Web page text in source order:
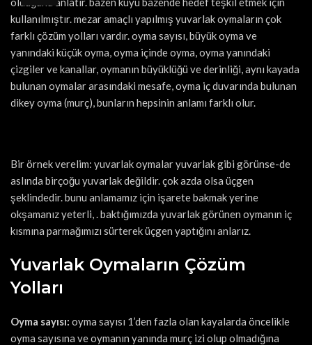
kullanılmıştır. mezar amaçlı yapılmış yuvarlak oymaların çok
farklı çözüm yolları vardır. oyma sayısı, büyük oyma ve
yanındaki küçük oyma, oyma içinde oyma, oyma yanındaki
çizgiler ve kanallar, oymanın büyüklüğü ve derinliği, aynı kayada
bulunan oymalar arasındaki mesafe, oyma iç duvarında bulunan
dikey oyma (murç), bunların hepsinin anlamı farklı olur.
Bir örnek verelim: yuvarlak oymalar yuvarlak gibi görünse-de
aslında birçoğu yuvarlak değildir. çok azda olsa üçgen
şeklindedir. bunu anlamamız için işarete bakmak yerine
okşamanız yeterli, . baktığımızda yuvarlak görünen oymanın iç
kısmına parmağımızı sürterek üçgen yaptığını anlarız.
Yuvarlak Oymaların Çözüm
Yolları
Oyma sayısı: oyma sayısı 1’den fazla olan kayalarda öncelikle
oyma sayısına ve oymanın yanında murç izi olup olmadığına